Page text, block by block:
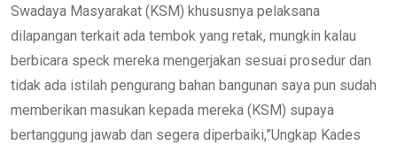
Swadaya Masyarakat (KSM) khususnya pelaksana
dilapangan terkait ada tembok yang retak, mungkin kalau
berbicara speck mereka mengerjakan sesuai prosedur dan
tidak ada istilah pengurang bahan bangunan saya pun sudah
memberikan masukan kepada mereka (KSM) supaya
bertanggung jawab dan segera diperbaiki,”Ungkap Kades